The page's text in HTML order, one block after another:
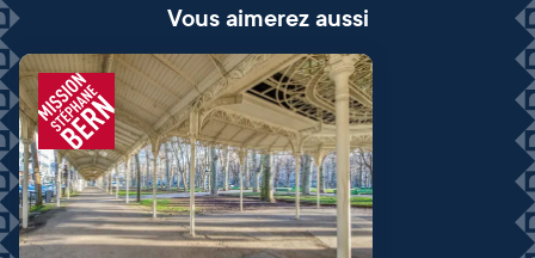
Vous aimerez aussi